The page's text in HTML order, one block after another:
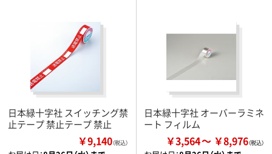
日本緑十字社 スイッチング禁
止テープ 禁止テープ 禁止
￥9,140（税込）
日本緑十字社 オーバーラミネ
ート フィルム
￥3,564 ￥8,976